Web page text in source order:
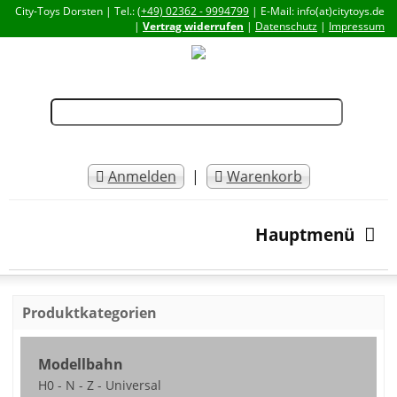
City-Toys Dorsten | Tel.:(+49) 02362 - 9994799 | E-Mail: info(at)citytoys.de
| Vertrag widerrufen | Datenschutz | Impressum
Anmelden | Warenkorb
Hauptmenü
Produktkategorien
Modellbahn
H0 - N - Z - Universal